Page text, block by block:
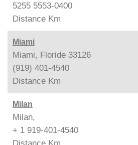
5255 5553-0400
Distance Km
Miami
Miami, Floride 33126
(919) 401-4540
Distance Km
Milan
Milan,
+ 1 919-401-4540
Distance Km